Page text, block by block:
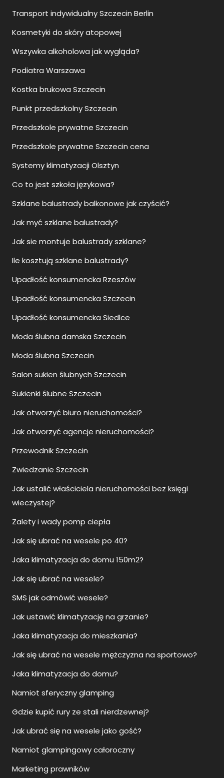
Transport indywidualny Szczecin Berlin
Kosmetyki do skóry atopowej
Wszywka alkoholowa jak wygląda?
Podiatra Warszawa
Kostka brukowa Szczecin
Punkt przedszkolny Szczecin
Przedszkole prywatne Szczecin
Przedszkole prywatne Szczecin cena
Systemy klimatyzacji Olsztyn
Co to jest szkoła językowa?
Szklane balustrady balkonowe jak czyścić?
Jak myć szklane balustrady?
Jak sie montuje balustrady szklane?
Ile kosztują szklane balustrady?
Upadłość konsumencka Rzeszów
Upadłość konsumencka Szczecin
Upadłość konsumencka Siedlce
Moda ślubna damska Szczecin
Moda ślubna Szczecin
Salon sukien ślubnych Szczecin
Sukienki ślubne Szczecin
Jak otworzyć biuro nieruchomości?
Jak otworzyć agencje nieruchomości?
Przewodnik Szczecin
Zwiedzanie Szczecin
Jak ustalić właściciela nieruchomości bez księgi
wieczystej?
Zalety i wady pomp ciepła
Jak się ubrać na wesele po 40?
Jaka klimatyzacja do domu 150m2?
Jak się ubrać na wesele?
SMS jak odmówić wesele?
Jak ustawić klimatyzację na grzanie?
Jaka klimatyzacja do mieszkania?
Jak się ubrać na wesele mężczyzna na sportowo?
Jaka klimatyzacja do domu?
Namiot sferyczny glamping
Gdzie kupić rury ze stali nierdzewnej?
Jak ubrać się na wesele jako gość?
Namiot glampingowy całoroczny
Marketing prawników